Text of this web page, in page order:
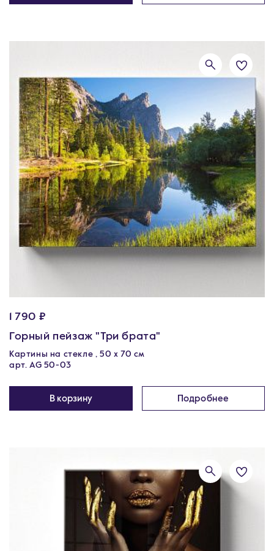
1 790 ₽
Горный пейзаж "Три брата"
Картины на стекле , 50 х 70 см
арт. AG 50-03
В корзину Подробнее